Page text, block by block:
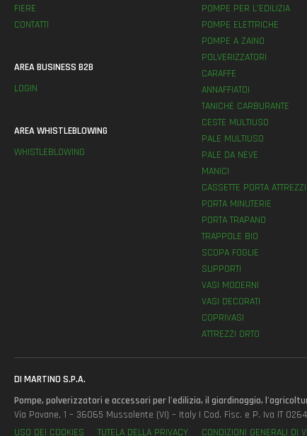
FIERE
CONTATTI
AREA BUSINESS B2B
LOGIN
AREA WHISTLEBLOWING
WHISTLEBLOWING
POMPE PER L’EDILIZIA
POMPE ELETTRICHE
POMPE A ZAINO
POLVERIZZATORI
CARAFFE
ANNAFFIATOI
TANICHE CARBURANTE
CESTE MULTIUSO
PALE MULTIUSO
PALE DA NEVE
MANICI
CASSETTE PORTA ATTREZZI
PORTA MINUTERIE
PORTA TRAPANO
TRAPPOLE BIO
SCOPA FOGLIE
SUPPORTI
VASI MODERNI
VASI DECORATI
COPRIVASI
ATTREZZI ORTO
DI MARTINO S.P.A.
Pompe, polverizzatori e accessori per l'edilizia, il giardinaggio,
Via Pavane, 1 – 36065 Mussolente (VI) – Italy | Cod. Fisc. e P. Iva IT
USO DEI COOKIES
TUTELA DELLA PRIVACY CONDIZIONI GENERALI DI